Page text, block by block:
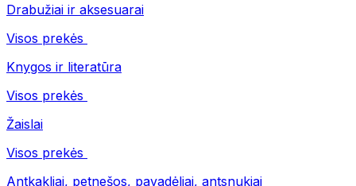
Drabužiai ir aksesuarai
Visos prekės
Knygos ir literatūra
Visos prekės
Žaislai
Visos prekės
Antkakliai, petnešos, pavadėliai, antsnukiai